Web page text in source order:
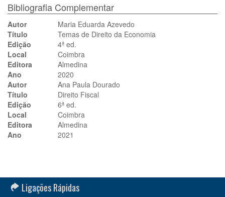
Bibliografia Complementar
Autor
Maria Eduarda Azevedo
Título
Temas de Direito da Economia
Edição
4ª ed.
Local
Coimbra
Editora
Almedina
Ano
2020
Autor
Ana Paula Dourado
Título
Direito Fiscal
Edição
6ª ed.
Local
Coimbra
Editora
Almedina
Ano
2021
Ligações Rápidas